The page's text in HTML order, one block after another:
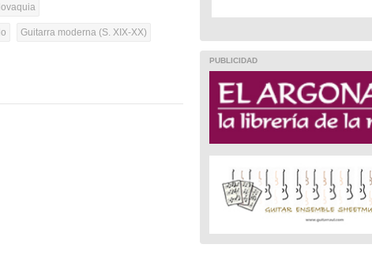
Guitarra moderna (S. XIX-XX)
PUBLICIDAD